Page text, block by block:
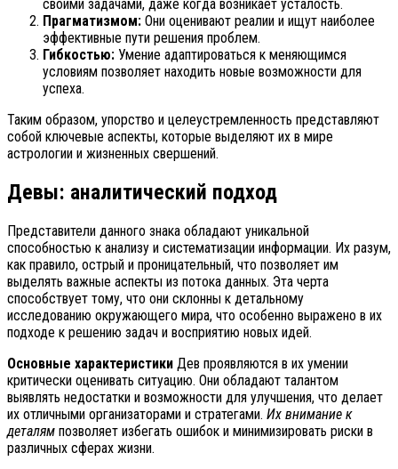
своими задачами, даже когда возникает усталость.
Прагматизмом: Они оценивают реалии и ищут наиболее
эффективные пути решения проблем.
Гибкостью: Умение адаптироваться к меняющимся
условиям позволяет находить новые возможности для
успеха.
Таким образом, упорство и целеустремленность представляют
собой ключевые аспекты, которые выделяют их в мире
астрологии и жизненных свершений.
Девы: аналитический подход
Представители данного знака обладают уникальной
способностью к анализу и систематизации информации. Их разум,
как правило, острый и проницательный, что позволяет им
выделять важные аспекты из потока данных. Эта черта
способствует тому, что они склонны к детальному
исследованию окружающего мира, что особенно выражено в их
подходе к решению задач и восприятию новых идей.
Основные характеристики Дев проявляются в их умении
критически оценивать ситуацию. Они обладают талантом
выявлять недостатки и возможности для улучшения, что делает
их отличными организаторами и стратегами. Их внимание к
деталям позволяет избегать ошибок и минимизировать риски в
различных сферах жизни.